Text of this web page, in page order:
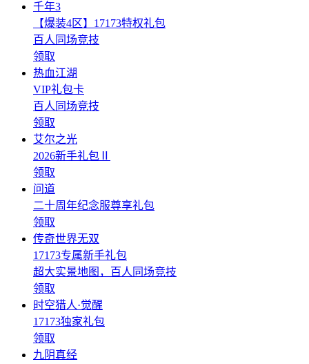
千年3
【爆装4区】17173特权礼包
百人同场竞技
领取
热血江湖
VIP礼包卡
百人同场竞技
领取
艾尔之光
2026新手礼包Ⅱ
领取
问道
二十周年纪念服尊享礼包
领取
传奇世界无双
17173专属新手礼包
超大实景地图，百人同场竞技
领取
时空猎人·觉醒
17173独家礼包
领取
九阴真经